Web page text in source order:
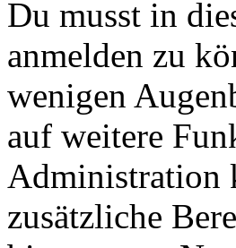
Du musst in
anmelden zu
wenigen
auf weitere
Administration
zusätzliche